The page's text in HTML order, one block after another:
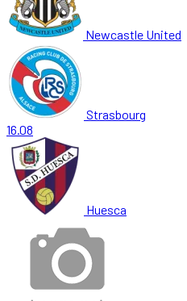
Newcastle United
Strasbourg
16.08
Huesca